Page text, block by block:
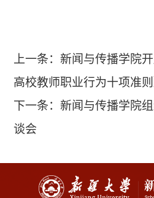
上一条：新闻与传播学院
高校教师职业行为十项准
下一条：新闻与传播学院
谈会